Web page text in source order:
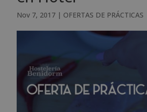
Nov 7, 2017| OFERTAS DE PRÁCTICAS